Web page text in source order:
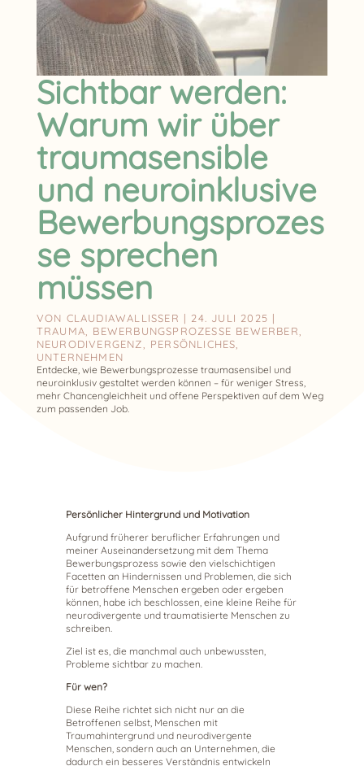
Sichtbar werden:
Warum wir über
traumasensible
und neuroinklusive
Bewerbungsprozes
se sprechen
müssen
VON CLAUDIAWALLISSER | 24. JULI 2025 |
TRAUMA
BEWERBUNGSPROZESSE BEWERBER
NEURODIVERGENZ
PERSÖNLICHES
UNTERNEHMEN
Entdecke, wie Bewerbungsprozesse traumasensibel und
neuroinklusiv gestaltet werden können – für weniger Stress,
mehr Chancengleichheit und offene Perspektiven auf dem Weg
zum passenden Job.
Persönlicher Hintergrund und Motivation
Aufgrund früherer beruflicher Erfahrungen und
meiner Auseinandersetzung mit dem Thema
Bewerbungsprozess sowie den vielschichtigen
Facetten an Hindernissen und Problemen, die sich
für betroffene Menschen ergeben oder ergeben
können, habe ich beschlossen, eine kleine Reihe für
neurodivergente und traumatisierte Menschen zu
schreiben.
Ziel ist es, die manchmal auch unbewussten,
Probleme sichtbar zu machen.
Für wen?
Diese Reihe richtet sich nicht nur an die
Betroffenen selbst, Menschen mit
Traumahintergrund und neurodivergente
Menschen, sondern auch an Unternehmen, die
dadurch ein besseres Verständnis entwickeln